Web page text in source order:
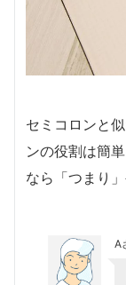
セミコロンと
ンの役割は簡
なら「つまり
A